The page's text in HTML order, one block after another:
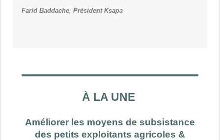
Farid Baddache, Président Ksapa
À LA UNE
Améliorer les moyens de subsistance
des petits exploitants agricoles &